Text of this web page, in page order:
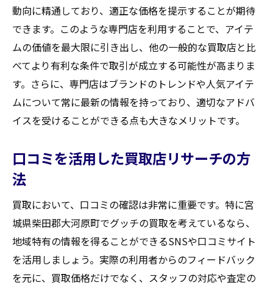
大河原町での買取体験談から学ぶ！グッチを高
く売るためのヒント
実際の体験談から得た買取成功の秘訣
高額買取を実現した先輩たちのアドバイス
失敗した事例から学ぶ買取の注意点
地元の意見を活かした買取戦略
成功体験から得る交渉術のアイデア
買取プロセスの基本ステップを理解
査定から交渉までの流れをスムーズに
ステップごとの注意点と成功の秘訣
高額査定を目指すための計画立案
動向に精通しており、適正な価格を提示することが期待
できます。このような専門店を利用することで、アイテ
ムの価値を最大限に引き出し、他の一般的な買取店と比
べてより有利な条件で取引が成立する可能性が高まりま
す。さらに、専門店はブランドのトレンドや人気アイテ
ムについて常に最新の情報を持っており、適切なアドバ
イスを受けることができる点も大きなメリットです。
口コミを活用した買取店リサーチの方
法
買取において、口コミの確認は非常に重要です。特に宮
城県柴田郡大河原町でグッチの買取を考えているなら、
地域特有の情報を得ることができるSNSや口コミサイト
を活用しましょう。実際の利用者からのフィードバック
を元に、買取価格だけでなく、スタッフの対応や査定の